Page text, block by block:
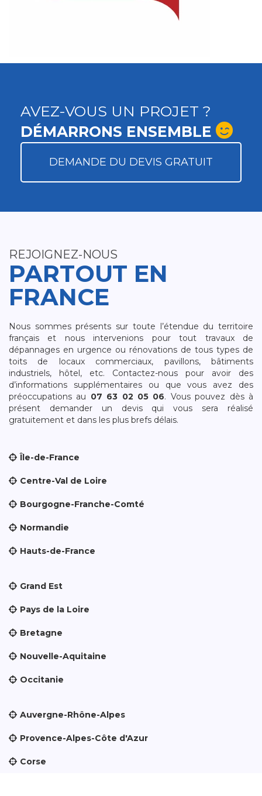
AVEZ-VOUS UN PROJET ?
DÉMARRONS ENSEMBLE
DEMANDE DU DEVIS GRATUIT
REJOIGNEZ-NOUS
PARTOUT EN
FRANCE
Nous sommes présents sur toute l’étendue du territoire
français et nous intervenions pour tout travaux de
dépannages en urgence ou rénovations de tous types de
toits de locaux commerciaux, pavillons, bâtiments
industriels, hôtel, etc. Contactez-nous pour avoir des
d’informations supplémentaires ou que vous avez des
préoccupations au 07 63 02 05 06. Vous pouvez dès à
présent demander un devis qui vous sera réalisé
gratuitement et dans les plus brefs délais.
Île-de-France
Centre-Val de Loire
Bourgogne-Franche-Comté
Normandie
Hauts-de-France
Grand Est
Pays de la Loire
Bretagne
Nouvelle-Aquitaine
Occitanie
Auvergne-Rhône-Alpes
Provence-Alpes-Côte d'Azur
Corse